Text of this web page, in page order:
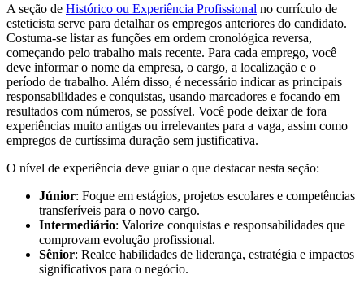
A seção de Histórico ou Experiência Profissional no currículo de
esteticista serve para detalhar os empregos anteriores do candidato.
Costuma-se listar as funções em ordem cronológica reversa,
começando pelo trabalho mais recente. Para cada emprego, você
deve informar o nome da empresa, o cargo, a localização e o
período de trabalho. Além disso, é necessário indicar as principais
responsabilidades e conquistas, usando marcadores e focando em
resultados com números, se possível. Você pode deixar de fora
experiências muito antigas ou irrelevantes para a vaga, assim como
empregos de curtíssima duração sem justificativa.
O nível de experiência deve guiar o que destacar nesta seção:
Júnior: Foque em estágios, projetos escolares e competências
transferíveis para o novo cargo.
Intermediário: Valorize conquistas e responsabilidades que
comprovam evolução profissional.
Sênior: Realce habilidades de liderança, estratégia e impactos
significativos para o negócio.